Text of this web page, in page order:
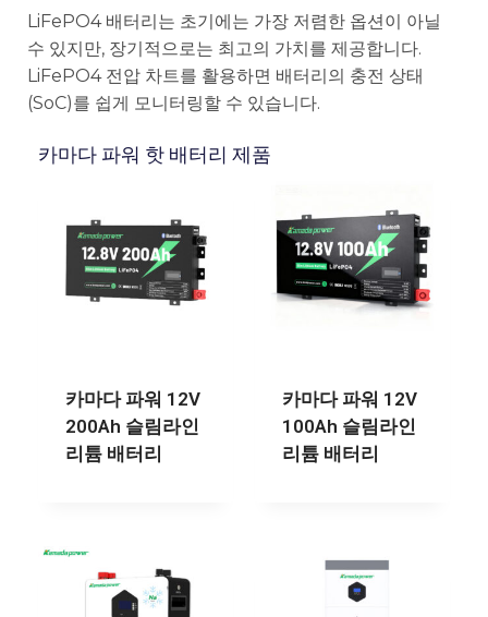
LiFePO4 배터리는 초기에는 가장 저렴한 옵션이 아닐
수 있지만, 장기적으로는 최고의 가치를 제공합니다.
LiFePO4 전압 차트를 활용하면 배터리의 충전 상태
(SoC)를 쉽게 모니터링할 수 있습니다.
카마다 파워 핫 배터리 제품
카마다 파워 12V
200Ah 슬림라인
리튬 배터리
카마다 파워 12V
100Ah 슬림라인
리튬 배터리